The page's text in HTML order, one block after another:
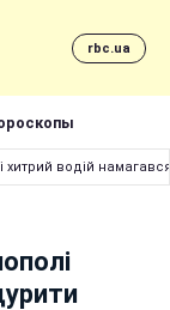
rbc.ua
водій